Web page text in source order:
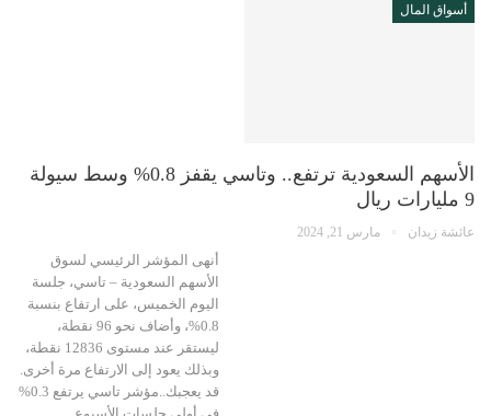
أسواق المال
الأسهم السعودية ترتفع.. وتاسي يقفز 0.8% وسط سيولة
9 مليارات ريال
عائشة زيدان مارس 21, 2024
أنهى المؤشر الرئيسي لسوق
الأسهم السعودية – تاسي، جلسة
اليوم الخميس، على ارتفاع بنسبة
0.8%، وأضاف نحو 96 نقطة،
ليستقر عند مستوى 12836 نقطة،
وبذلك يعود إلى الارتفاع مرة أخرى.
قد يعجبك..مؤشر تاسي يرتفع 0.3%